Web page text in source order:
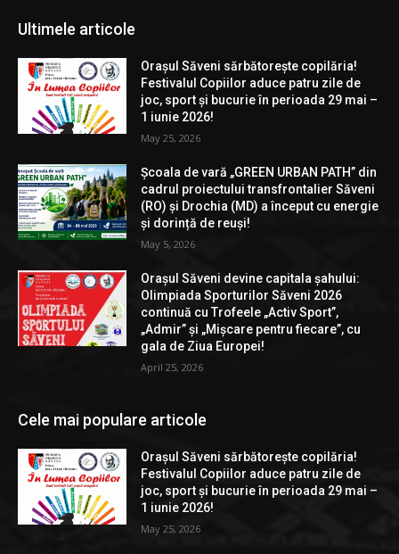
Ultimele articole
Orașul Săveni sărbătorește copilăria!
Festivalul Copiilor aduce patru zile de
joc, sport și bucurie în perioada 29 mai –
1 iunie 2026!
May 25, 2026
Școala de vară „GREEN URBAN PATH” din
cadrul proiectului transfrontalier Săveni
(RO) și Drochia (MD) a început cu energie
și dorință de reuși!
May 5, 2026
Orașul Săveni devine capitala șahului:
Olimpiada Sporturilor Săveni 2026
continuă cu Trofeele „Activ Sport”,
„Admir” și „Mișcare pentru fiecare”, cu
gala de Ziua Europei!
April 25, 2026
Cele mai populare articole
Orașul Săveni sărbătorește copilăria!
Festivalul Copiilor aduce patru zile de
joc, sport și bucurie în perioada 29 mai –
1 iunie 2026!
May 25, 2026